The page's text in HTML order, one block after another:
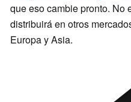
que eso cambie pronto. No
distribuirá en otros
Europa y Asia.